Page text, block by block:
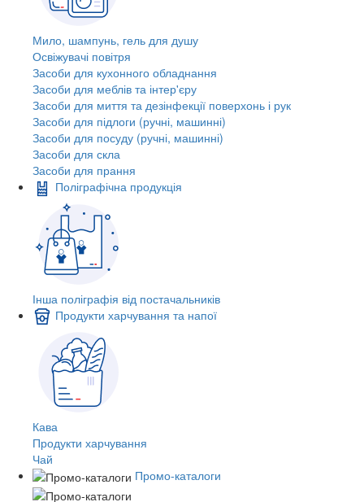
Мило, шампунь, гель для душу
Освіжувачі повітря
Засоби для кухонного обладнання
Засоби для меблів та інтер'єру
Засоби для миття та дезінфекції поверхонь і рук
Засоби для підлоги (ручні, машинні)
Засоби для посуду (ручні, машинні)
Засоби для скла
Засоби для прання
Поліграфічна продукція
Інша поліграфія від постачальників
Продукти харчування та напої
Кава
Продукти харчування
Чай
Промо-каталоги